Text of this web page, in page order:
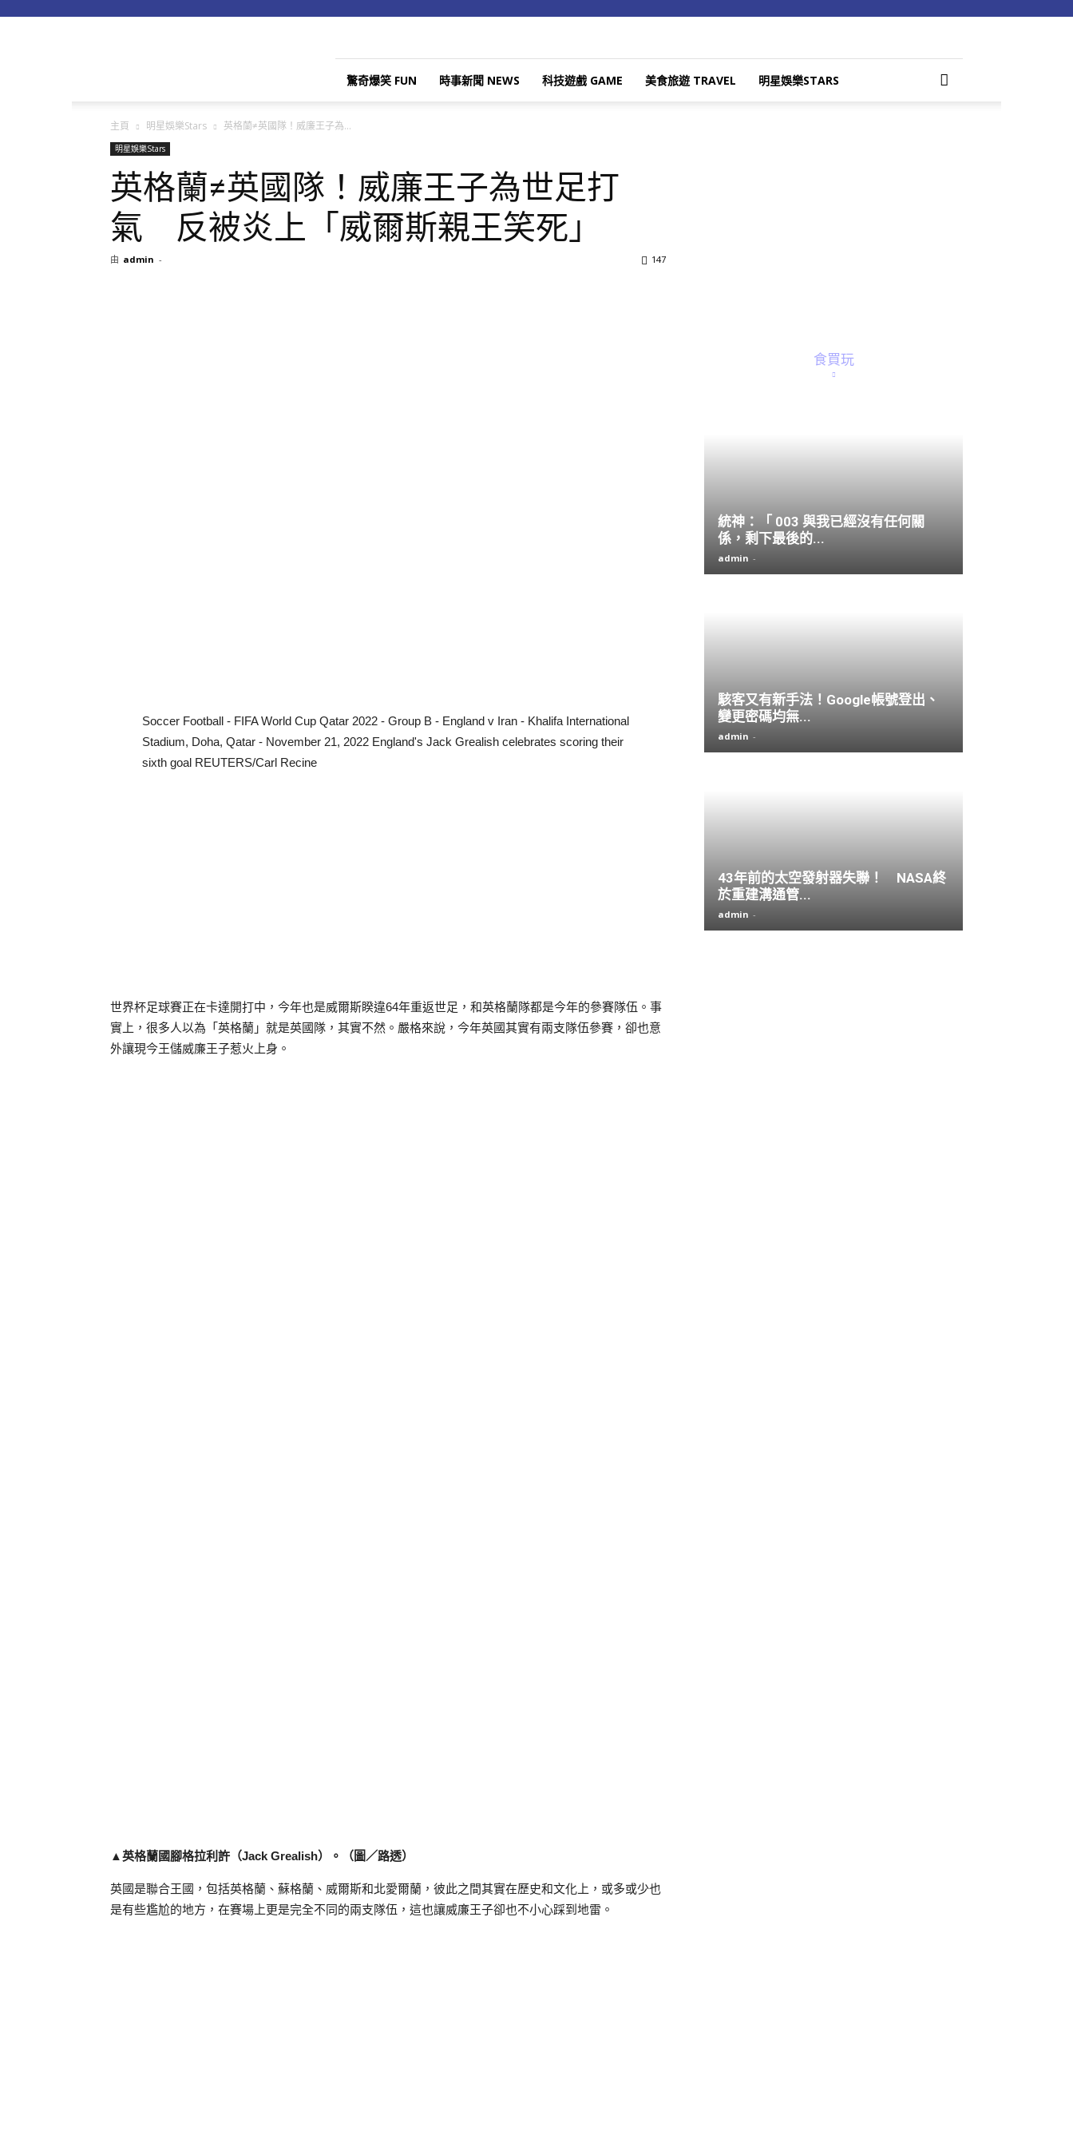
驚奇爆笑 FUN 時事新聞 NEWS 科技遊戲 GAME 美食旅遊 TRAVEL 明星娛樂STARS
主頁 明星娛樂Stars 英格蘭≠英國隊！威廉王子為...
明星娛樂Stars
英格蘭≠英國隊！威廉王子為世足打
氣 反被炎上「威爾斯親王笑死」
由 admin - 147
Soccer Football - FIFA World Cup Qatar 2022 - Group B - England v Iran - Khalifa International
Stadium, Doha, Qatar - November 21, 2022 England's Jack Grealish celebrates scoring their
sixth goal REUTERS/Carl Recine
世界杯足球賽正在卡達開打中，今年也是威爾斯睽違64年重返世足，和英格蘭隊都是今年的參賽隊伍。事
實上，很多人以為「英格蘭」就是英國隊，其實不然。嚴格來說，今年英國其實有兩支隊伍參賽，卻也意
外讓現今王儲威廉王子惹火上身。
▲英格蘭國腳格拉利許（Jack Grealish）。（圖／路透）
英國是聯合王國，包括英格蘭、蘇格蘭、威爾斯和北愛爾蘭，彼此之間其實在歷史和文化上，或多或少也
是有些尷尬的地方，在賽場上更是完全不同的兩支隊伍，這也讓威廉王子卻也不小心踩到地雷。
食買玩
統神：「 003 與我已經沒有任何關
係，剩下最後的...
admin -
駭客又有新手法！Google帳號登出、
變更密碼均無...
admin -
43年前的太空發射器失聯！ NASA終
於重建溝通管...
admin -